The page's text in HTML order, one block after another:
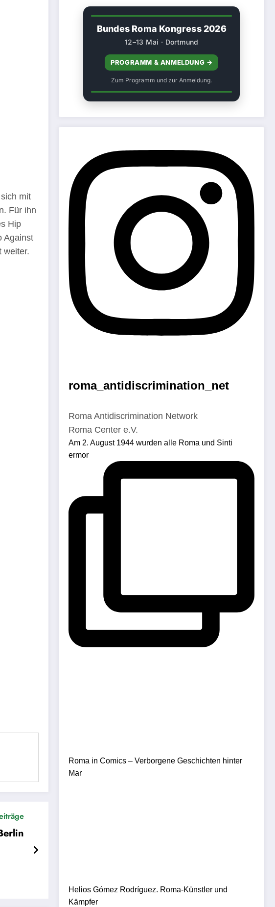
mit
Für ihn
Hip
Against
weiter.
Bundes Roma Kongress 2026
12–13 Mai · Dortmund
PROGRAMM & ANMELDUNG →
Zum Programm und zur Anmeldung.
roma_antidiscrimination_net
Roma Antidiscrimination Network
Roma Center e.V.
Am 2. August 1944 wurden alle Roma und Sinti
ermor
Roma in Comics – Verborgene Geschichten hinter
Mar
Helios Gómez Rodríguez. Roma-Künstler und
Kämpfer